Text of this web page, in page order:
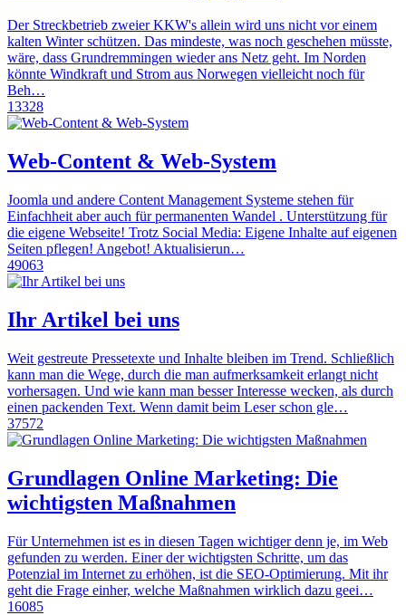
Der Streckbetrieb zweier KKW's allein wird uns nicht vor einem
kalten Winter schützen. Das mindeste, was noch geschehen müsste,
wäre, dass Grundremmingen wieder ans Netz geht. Im Norden
könnte Windkraft und Strom aus Norwegen vielleicht noch für
Beh…
13328
Web-Content & Web-System
Joomla und andere Content Management Systeme stehen für
Einfachheit aber auch für permanenten Wandel . Unterstützung für
die eigene Webseite! Trotz Social Media: Eigene Inhalte auf eigenen
Seiten pflegen! Angebot! Aktualisierun…
49063
Ihr Artikel bei uns
Weit gestreute Pressetexte und Inhalte bleiben im Trend. Schließlich
kann man die Wege, durch die man aufmerksamkeit erlangt nicht
vorhersagen. Und wie kann man besser Interesse wecken, als durch
einen packenden Text. Wenn damit beim Leser schon gle…
37572
Grundlagen Online Marketing: Die
wichtigsten Maßnahmen
Für Unternehmen ist es in diesen Tagen wichtiger denn je, im Web
gefunden zu werden. Einer der wichtigsten Schritte, um das
Potenzial im Internet zu erhöhen, ist die SEO-Optimierung. Mit ihr
geht die Frage einher, welche Maßnahmen wirklich dazu geei…
16085